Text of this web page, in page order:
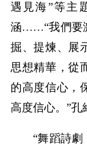
遇見海”等主
涵……“我們要
掘、提煉、展
思想精華，從
的高度信心，
高度信心。”孔
“舞蹈詩劇